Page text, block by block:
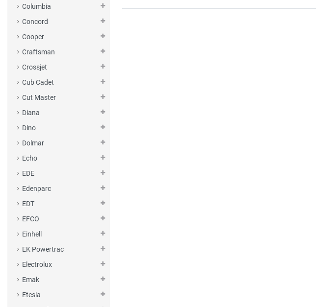
Columbia
Concord
Cooper
Craftsman
Crossjet
Cub Cadet
Cut Master
Diana
Dino
Dolmar
Echo
EDE
Edenparc
EDT
EFCO
Einhell
EK Powertrac
Electrolux
Emak
Etesia